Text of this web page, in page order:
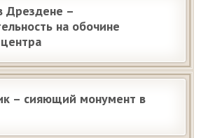
Дрездене –
на обочине
– сияющий монумент в